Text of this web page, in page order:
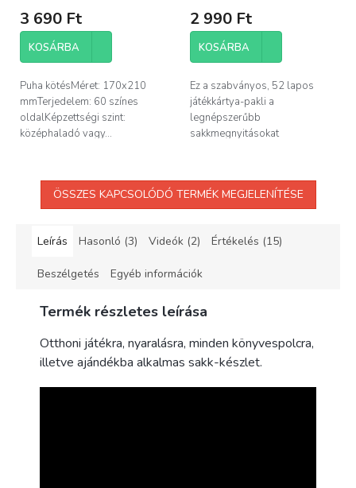
3 690 Ft
KOSÁRBA
Puha kötésMéret: 170x210
mmTerjedelem: 60 színes
oldalKépzettségi szint:
középhaladó vagy...
2 990 Ft
KOSÁRBA
Ez a szabványos, 52 lapos
játékkártya-pakli a
legnépszerűbb
sakkmegnyitásokat
ÖSSZES KAPCSOLÓDÓ TERMÉK MEGJELENÍTÉSE
Leírás Hasonló (3) Videók (2) Értékelés (15)
Beszélgetés Egyéb információk
Termék részletes leírása
Otthoni játékra, nyaralásra, minden könyvespolcra,
illetve ajándékba alkalmas sakk-készlet.